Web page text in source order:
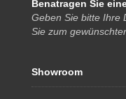
Benatragen Sie
Geben Sie bitte Ihre
Sie zum
Showroom